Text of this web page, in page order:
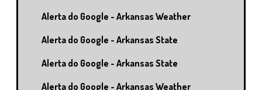
Alerta do Google - Arkansas Weather
Alerta do Google - Arkansas State
Alerta do Google - Arkansas State
Alerta do Google - Arkansas Weather